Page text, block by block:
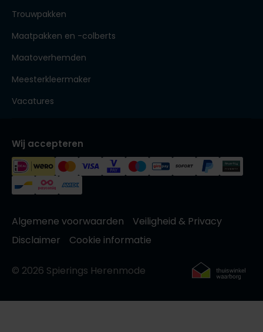
Trouwpakken
Maatpakken en -colberts
Maatoverhemden
Meesterkleermaker
Vacatures
Wij accepteren
Algemene voorwaarden
Veiligheid & Privacy
Disclaimer
Cookie informatie
© 2026 Spierings Herenmode